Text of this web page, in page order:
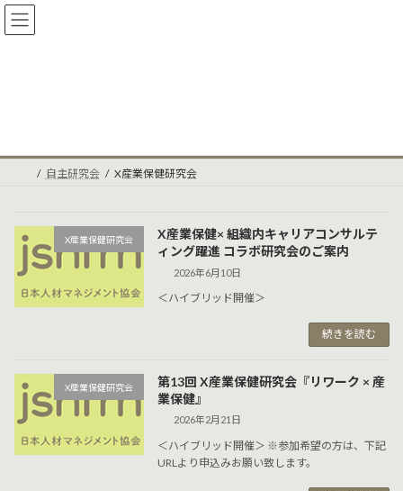
コ
ン
ッ
ナ
ビ
移
自主研究会 X産業保健研究会
X産業保健研究会
X産業保健× 組織内キャリアコンサルテ
ィング躍進 コラボ研究会のご案内
2026年6月10日
＜ハイブリッド開催＞
続きを読む
X産業保健研究会
第13回 X産業保健研究会『リワーク × 産
業保健』
2026年2月21日
＜ハイブリッド開催＞ ※参加希望の方は、下記
URLより申込みお願い致します。